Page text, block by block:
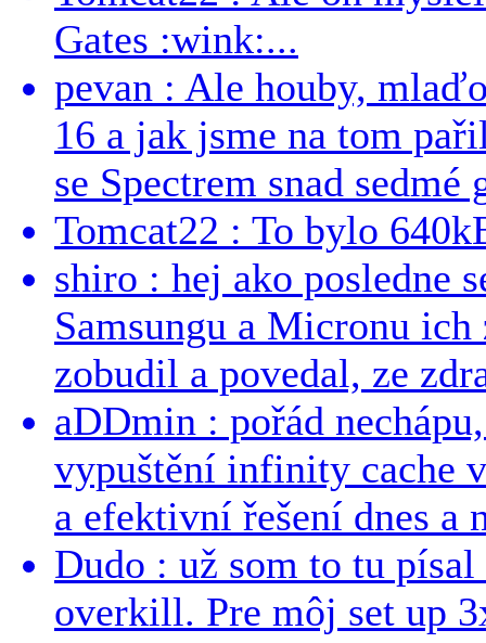
Gates :wink:...
pevan : Ale houby,
16 a jak jsme na tom
se Spectrem snad sedmé
Tomcat22 : To bylo
shiro : hej ako posledne
Samsungu a Micronu
zobudil a povedal, ze
aDDmin : pořád
vypuštění infinity cache
a efektivní řešení dnes a
Dudo : už som to tu
overkill. Pre môj set up